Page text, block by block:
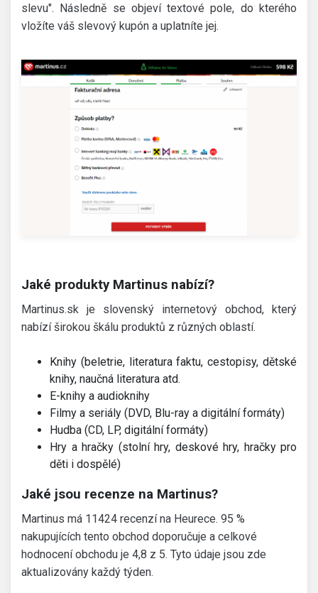
slevu". Následně se objeví textové pole, do kterého
vložíte váš slevový kupón a uplatníte jej.
Jaké produkty Martinus nabízí?
Martinus.sk je slovenský internetový obchod, který
nabízí širokou škálu produktů z různých oblastí.
Knihy (beletrie, literatura faktu, cestopisy, dětské
knihy, naučná literatura atd.
E-knihy a audioknihy
Filmy a seriály (DVD, Blu-ray a digitální formáty)
Hudba (CD, LP, digitální formáty)
Hry a hračky (stolní hry, deskové hry, hračky pro
děti i dospělé)
Jaké jsou recenze na Martinus?
Martinus má 11424 recenzí na Heurece. 95 %
nakupujících tento obchod doporučuje a celkové
hodnocení obchodu je 4,8 z 5. Tyto údaje jsou zde
aktualizovány každý týden.